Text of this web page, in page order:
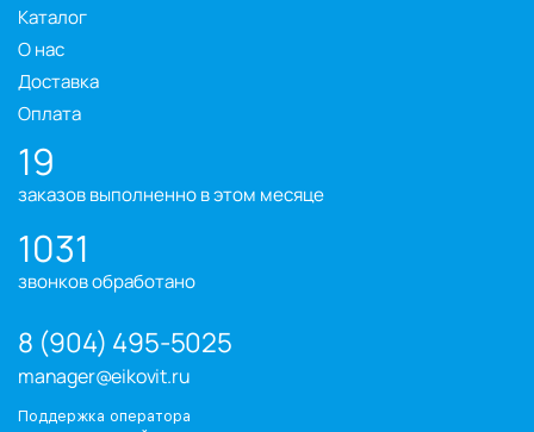
Каталог
О нас
Доставка
Оплата
19
заказов выполненно в этом месяце
1031
звонков обработано
8 (904) 495-5025
manager@eikovit.ru
Поддержка оператора